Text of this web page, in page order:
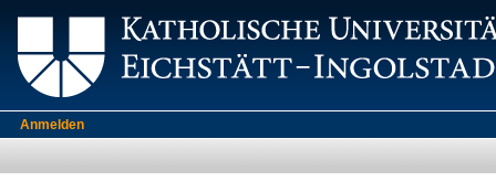
Anmelden